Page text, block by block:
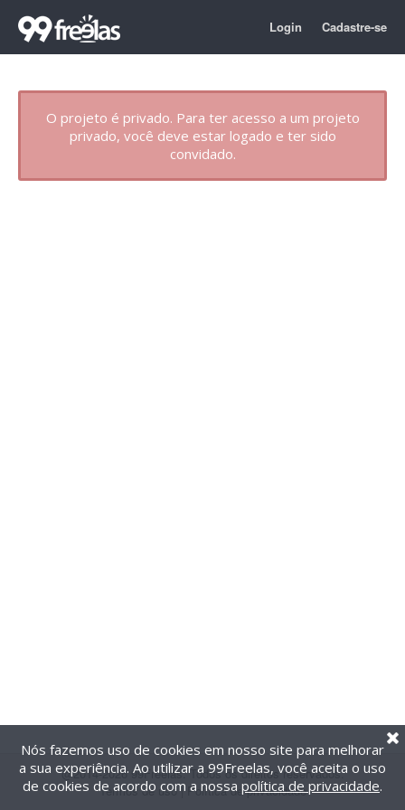
Login Cadastre-se
O projeto é privado. Para ter acesso a um projeto
privado, você deve estar logado e ter sido
convidado.
@2014-2026 99Freelas. Todos os direitos reservados.
Termos de uso| Política de privacidade
Nós fazemos uso de cookies em nosso site para melhorar
a sua experiência. Ao utilizar a 99Freelas, você aceita o uso
de cookies de acordo com a nossa política de privacidade.